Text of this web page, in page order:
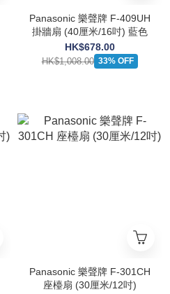
Panasonic 樂聲牌 F-409UH
掛牆扇 (40厘米/16吋) 藍色
HK$678.00
HK$1,008.00 33% OFF
Panasonic 樂聲牌 F-301CH
座檯扇 (30厘米/12吋)